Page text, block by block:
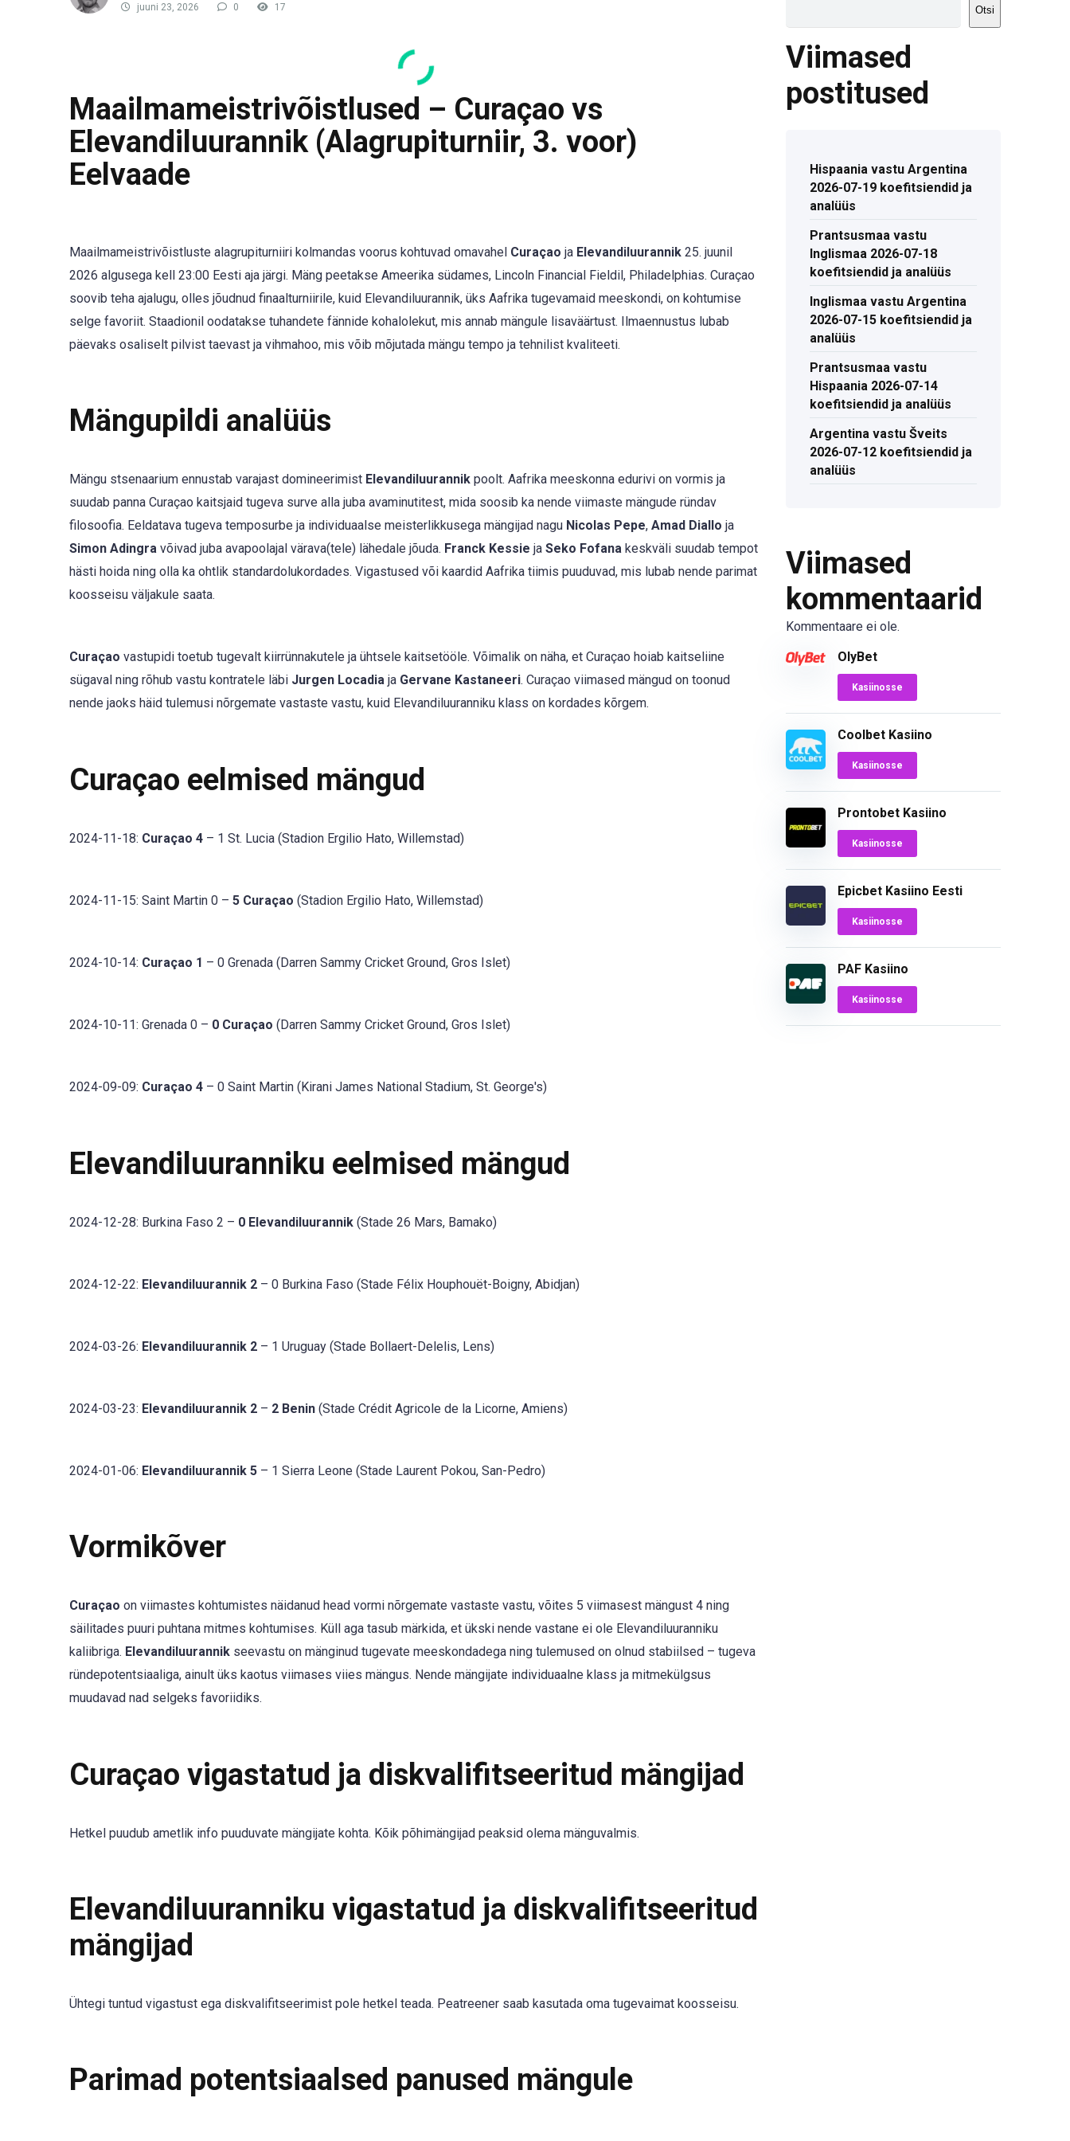
juuni 23, 2026 0 17
Maailmameistrivõistlused – Curaçao vs
Elevandiluurannik (Alagrupiturniir, 3. voor)
Eelvaade
Maailmameistrivõistluste alagrupiturniiri kolmandas voorus kohtuvad omavahel Curaçao ja Elevandiluurannik 25. juunil
2026 algusega kell 23:00 Eesti aja järgi. Mäng peetakse Ameerika südames, Lincoln Financial Fieldil, Philadelphias. Curaçao
soovib teha ajalugu, olles jõudnud finaalturniirile, kuid Elevandiluurannik, üks Aafrika tugevamaid meeskondi, on kohtumise
selge favoriit. Staadionil oodatakse tuhandete fännide kohalolekut, mis annab mängule lisaväärtust. Ilmaennustus lubab
päevaks osaliselt pilvist taevast ja vihmahoo, mis võib mõjutada mängu tempo ja tehnilist kvaliteeti.
Mängupildi analüüs
Mängu stsenaarium ennustab varajast domineerimist Elevandiluurannik poolt. Aafrika meeskonna edurivi on vormis ja
suudab panna Curaçao kaitsjaid tugeva surve alla juba avaminutitest, mida soosib ka nende viimaste mängude ründav
filosoofia. Eeldatava tugeva temposurbe ja individuaalse meisterlikkusega mängijad nagu Nicolas Pepe, Amad Diallo ja
Simon Adingra võivad juba avapoolajal värava(tele) lähedale jõuda. Franck Kessie ja Seko Fofana keskväli suudab tempot
hästi hoida ning olla ka ohtlik standardolukordades. Vigastused või kaardid Aafrika tiimis puuduvad, mis lubab nende parimat
koosseisu väljakule saata.
Curaçao vastupidi toetub tugevalt kiirrünnakutele ja ühtsele kaitsetööle. Võimalik on näha, et Curaçao hoiab kaitseliine
sügaval ning rõhub vastu kontratele läbi Jurgen Locadia ja Gervane Kastaneeri. Curaçao viimased mängud on toonud
nende jaoks häid tulemusi nõrgemate vastaste vastu, kuid Elevandiluuranniku klass on kordades kõrgem.
Curaçao eelmised mängud
2024-11-18: Curaçao 4 – 1 St. Lucia (Stadion Ergilio Hato, Willemstad)
2024-11-15: Saint Martin 0 – 5 Curaçao (Stadion Ergilio Hato, Willemstad)
2024-10-14: Curaçao 1 – 0 Grenada (Darren Sammy Cricket Ground, Gros Islet)
2024-10-11: Grenada 0 – 0 Curaçao (Darren Sammy Cricket Ground, Gros Islet)
2024-09-09: Curaçao 4 – 0 Saint Martin (Kirani James National Stadium, St. George's)
Elevandiluuranniku eelmised mängud
2024-12-28: Burkina Faso 2 – 0 Elevandiluurannik (Stade 26 Mars, Bamako)
2024-12-22: Elevandiluurannik 2 – 0 Burkina Faso (Stade Félix Houphouët-Boigny, Abidjan)
2024-03-26: Elevandiluurannik 2 – 1 Uruguay (Stade Bollaert-Delelis, Lens)
2024-03-23: Elevandiluurannik 2 – 2 Benin (Stade Crédit Agricole de la Licorne, Amiens)
2024-01-06: Elevandiluurannik 5 – 1 Sierra Leone (Stade Laurent Pokou, San-Pedro)
Vormikõver
Curaçao on viimastes kohtumistes näidanud head vormi nõrgemate vastaste vastu, võites 5 viimasest mängust 4 ning
säilitades puuri puhtana mitmes kohtumises. Küll aga tasub märkida, et ükski nende vastane ei ole Elevandiluuranniku
kaliibriga. Elevandiluurannik seevastu on mänginud tugevate meeskondadega ning tulemused on olnud stabiilsed – tugeva
ründepotentsiaaliga, ainult üks kaotus viimases viies mängus. Nende mängijate individuaalne klass ja mitmekülgsus
muudavad nad selgeks favoriidiks.
Curaçao vigastatud ja diskvalifitseeritud mängijad
Hetkel puudub ametlik info puuduvate mängijate kohta. Kõik põhimängijad peaksid olema mänguvalmis.
Elevandiluuranniku vigastatud ja diskvalifitseeritud
mängijad
Ühtegi tuntud vigastust ega diskvalifitseerimist pole hetkel teada. Peatreener saab kasutada oma tugevaimat koosseisu.
Parimad potentsiaalsed panused mängule
Otsi
Viimased
postitused
Hispaania vastu Argentina
2026-07-19 koefitsiendid ja
analüüs
Prantsusmaa vastu
Inglismaa 2026-07-18
koefitsiendid ja analüüs
Inglismaa vastu Argentina
2026-07-15 koefitsiendid ja
analüüs
Prantsusmaa vastu
Hispaania 2026-07-14
koefitsiendid ja analüüs
Argentina vastu Šveits
2026-07-12 koefitsiendid ja
analüüs
Viimased
kommentaarid
Kommentaare ei ole.
OlyBet
Kasiinosse
Coolbet Kasiino
Kasiinosse
Prontobet Kasiino
Kasiinosse
Epicbet Kasiino Eesti
Kasiinosse
PAF Kasiino
Kasiinosse